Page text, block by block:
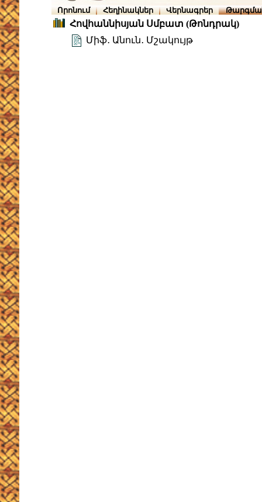
Որոնում Հեղինակներ Վերնագրեր
Հովհաննիսյան Սմբատ (Թոնդրակ)
Միֆ․ Անուն․ Մշակույթ